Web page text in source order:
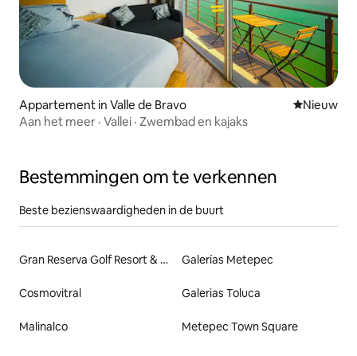
Appartement in Valle de Bravo Nieuwe
Nieuw
Aan het meer · Vallei · Zwembad en kajaks
Bestemmingen om te verkennen
Beste bezienswaardigheden in de buurt
Gran Reserva Golf Resort & Country Club Galerías Metepec
Cosmovitral Galerias Toluca
Malinalco Metepec Town Square